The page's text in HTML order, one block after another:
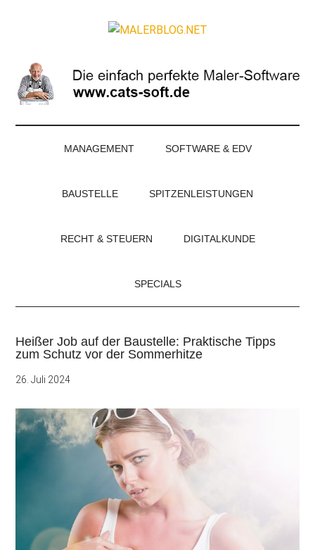
Magazin
für
Maler
und
MANAGEMENT SOFTWARE & EDV
BAUSTELLE SPITZENLEISTUNGEN
RECHT & STEUERN DIGITALKUNDE
SPECIALS
Heißer Job auf der Baustelle: Praktische Tipps
zum Schutz vor der Sommerhitze
26. Juli 2024